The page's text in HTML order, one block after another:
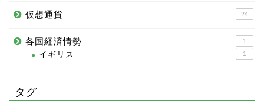
仮想通貨 24
各国経済情勢 1
イギリス 1
タグ